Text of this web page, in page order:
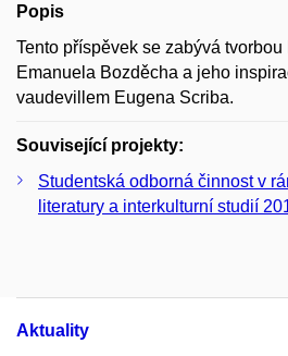
Popis
Tento příspěvek se zabývá
Emanuela Bozděcha a jeho
vaudevillem Eugena Scriba.
Související projekty:
Studentská odborná činnost v
literatury a interkulturní studií
Aktuality